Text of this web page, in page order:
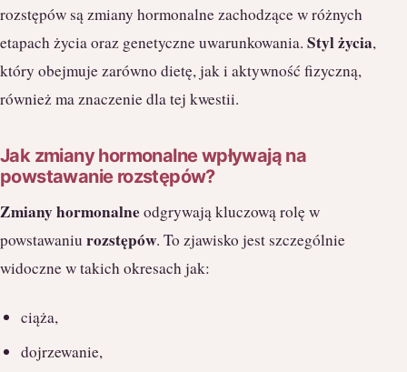
rozstępów są zmiany hormonalne zachodzące w różnych
etapach życia oraz genetyczne uwarunkowania. Styl życia,
który obejmuje zarówno dietę, jak i aktywność fizyczną,
również ma znaczenie dla tej kwestii.
Jak zmiany hormonalne wpływają na
powstawanie rozstępów?
Zmiany hormonalneodgrywają kluczową rolę w
powstawaniu rozstępów. To zjawisko jest szczególnie
widoczne w takich okresach jak:
ciąża,
dojrzewanie,